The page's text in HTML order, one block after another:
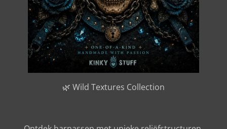
🌿 Wild Textures Collection